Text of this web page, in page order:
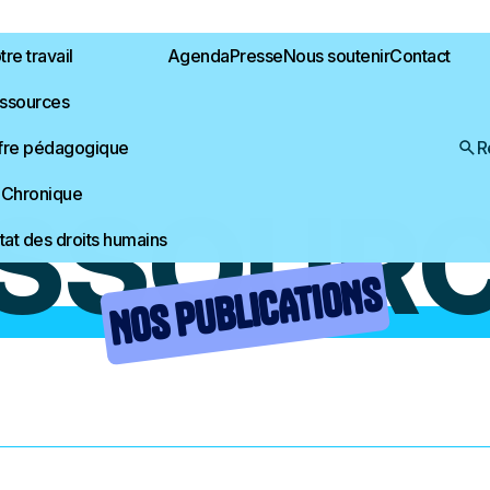
travail
pédagogique
des droits humains
AgendaPresseNous soutenirContact
NOS PUBLICATIONS